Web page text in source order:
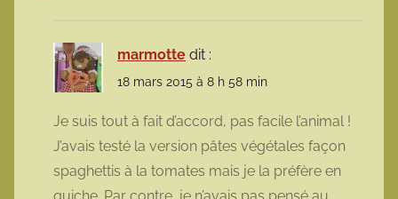
marmotte dit :
18 mars 2015 à 8 h 58 min
Je suis tout à fait d’accord, pas facile l’animal !
J’avais testé la version pâtes végétales façon
spaghettis à la tomates mais je la préfère en